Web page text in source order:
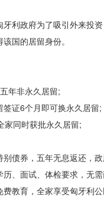
利政府为了吸引外来投
国的居留身份。
年非永久居留;
证6个月即可换永久居留;
同时获批永久居留;
债券，五年无息返还，
、面试、体检要求，无
教育，全家享受匈牙利